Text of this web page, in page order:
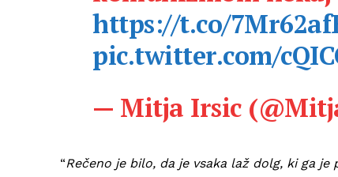
https://t.co/
pic.twitter.com/
— Mitja Irsic
“Rečeno je bilo, da je vsaka laž dolg, ki ga